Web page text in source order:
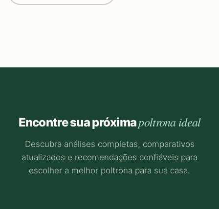
Encontre sua próximapoltrona ideal
Descubra análises completas, comparativos
atualizados e recomendações confiáveis para
escolher a melhor poltrona para sua casa.